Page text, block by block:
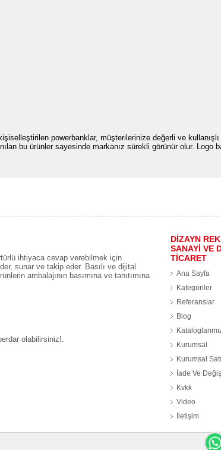
powerbanklar, müşterilerinize değerli ve
bu ürünler sayesinde markanız sürekli görünür olur. Logo
ihtiyaca cevap verebilmek için
sunar ve takip eder. Basılı ve dijital
ambalajının basımına ve tanıtımına
olabilirsiniz!.
DİZAYN
SANAYİ VE
TİCARET
Ana Sayfa
Kategoriler
Referanslar
Blog
Kurumsal
Kurumsal
İade Ve
Kvkk
Video
İletişim